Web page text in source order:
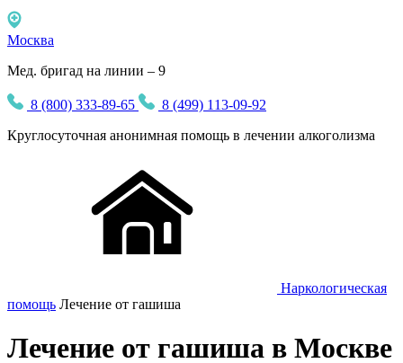
Москва
Мед. бригад на линии – 9
8 (800) 333-89-65
8 (499) 113-09-92
Круглосуточная анонимная помощь в лечении алкоголизма
Наркологическая
помощь Лечение от гашиша
Лечение от гашиша в Москве